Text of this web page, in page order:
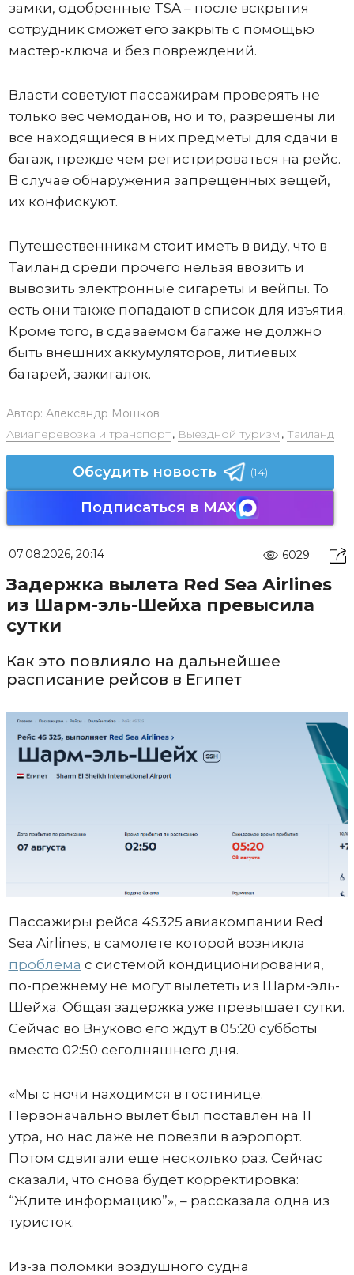
замки, одобренные TSA – после вскрытия
сотрудник сможет его закрыть с помощью
мастер-ключа и без повреждений.
Власти советуют пассажирам проверять не
только вес чемоданов, но и то, разрешены ли
все находящиеся в них предметы для сдачи в
багаж, прежде чем регистрироваться на рейс.
В случае обнаружения запрещенных вещей,
их конфискуют.
Путешественникам стоит иметь в виду, что в
Таиланд среди прочего нельзя ввозить и
вывозить электронные сигареты и вейпы. То
есть они также попадают в список для изъятия.
Кроме того, в сдаваемом багаже не должно
быть внешних аккумуляторов, литиевых
батарей, зажигалок.
Автор: Александр Мошков
Авиаперевозка и транспорт, Выездной туризм , Таиланд
Обсудить новость (14)
Подписаться в MAX
07.08.2026, 20:14 6029
Задержка вылета Red Sea Airlines
из Шарм-эль-Шейха превысила
сутки
Как это повлияло на дальнейшее
расписание рейсов в Египет
Пассажиры рейса 4S325 авиакомпании Red
Sea Airlines, в самолете которой возникла
проблема с системой кондиционирования,
по-прежнему не могут вылететь из Шарм-эль-
Шейха. Общая задержка уже превышает сутки.
Сейчас во Внуково его ждут в 05:20 субботы
вместо 02:50 сегодняшнего дня.
«Мы с ночи находимся в гостинице.
Первоначально вылет был поставлен на 11
утра, но нас даже не повезли в аэропорт.
Потом сдвигали еще несколько раз. Сейчас
сказали, что снова будет корректировка:
“Ждите информацию”», – рассказала одна из
туристок.
Из-за поломки воздушного судна